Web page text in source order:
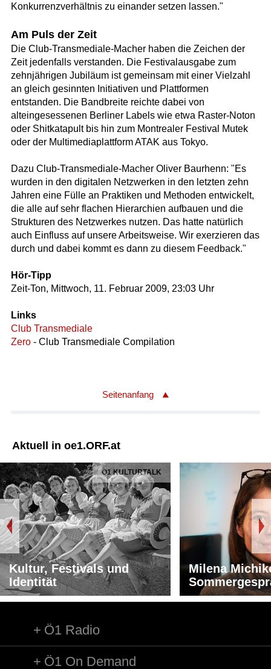
Konkurrenzverhältnis zu einander setzen lassen."
Am Puls der Zeit
Die Club-Transmediale-Macher haben die Zeichen der
Zeit jedenfalls verstanden. Die Festivalausgabe zum
zehnjährigen Jubiläum ist gemeinsam mit einer Vielzahl
an gleich gesinnten Initiativen und Plattformen
entstanden. Die Bandbreite reichte dabei von
alteingesessenen Berliner Labels wie etwa Raster-Noton
oder Shitkatapult bis hin zum Montrealer Festival Mutek
oder der Multimediaplattform ATAK aus Tokyo.
Dazu Club-Transmediale-Macher Oliver Baurhenn: "Es
wurden in den digitalen Netzwerken in den letzten zehn
Jahren eine Fülle an Praktiken und Methoden entwickelt,
die alle auf sehr flachen Hierarchien aufbauen und die
Strukturen des Netzwerkes nutzen. Das hatte natürlich
auch Einfluss auf unsere Arbeitsweise. Wir exerzieren das
durch und dabei kommt es dann zu diesem Feedback."
Hör-Tipp
Zeit-Ton, Mittwoch, 11. Februar 2009, 23:03 Uhr
Links
Club Transmediale
Zero- Club Transmediale Compilation
Seitenanfang
Aktuell in oe1.ORF.at
Ö1 KULTURTALK
Kultur, Festivals und
Identität
Milena
Ö1 Radio
Ö1 On Demand